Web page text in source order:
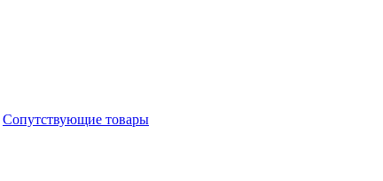
Сопутствующие товары